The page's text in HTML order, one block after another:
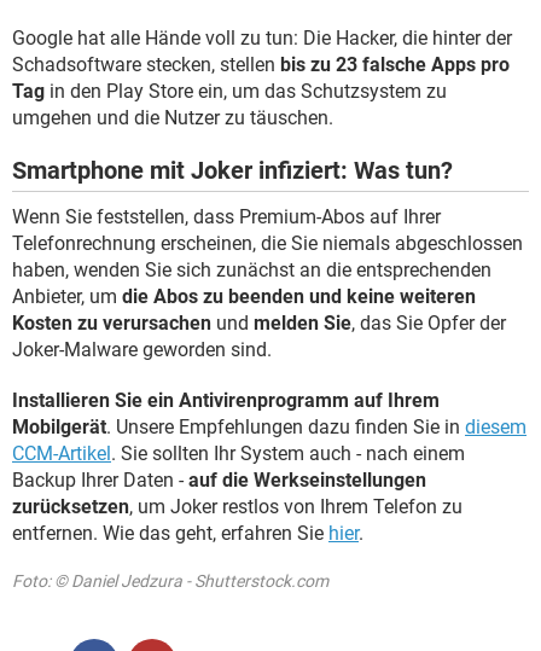
Google hat alle Hände voll zu tun: Die Hacker, die hinter der
Schadsoftware stecken, stellen bis zu 23 falsche Apps pro
Tag in den Play Store ein, um das Schutzsystem zu
umgehen und die Nutzer zu täuschen.
Smartphone mit Joker infiziert: Was tun?
Wenn Sie feststellen, dass Premium-Abos auf Ihrer
Telefonrechnung erscheinen, die Sie niemals abgeschlossen
haben, wenden Sie sich zunächst an die entsprechenden
Anbieter, um die Abos zu beenden und keine weiteren
Kosten zu verursachen und melden Sie, das Sie Opfer der
Joker-Malware geworden sind.
Installieren Sie ein Antivirenprogramm auf Ihrem
Mobilgerät. Unsere Empfehlungen dazu finden Sie in diesem
CCM-Artikel. Sie sollten Ihr System auch - nach einem
Backup Ihrer Daten - auf die Werkseinstellungen
zurücksetzen, um Joker restlos von Ihrem Telefon zu
entfernen. Wie das geht, erfahren Sie hier.
Foto: © Daniel Jedzura - Shutterstock.com